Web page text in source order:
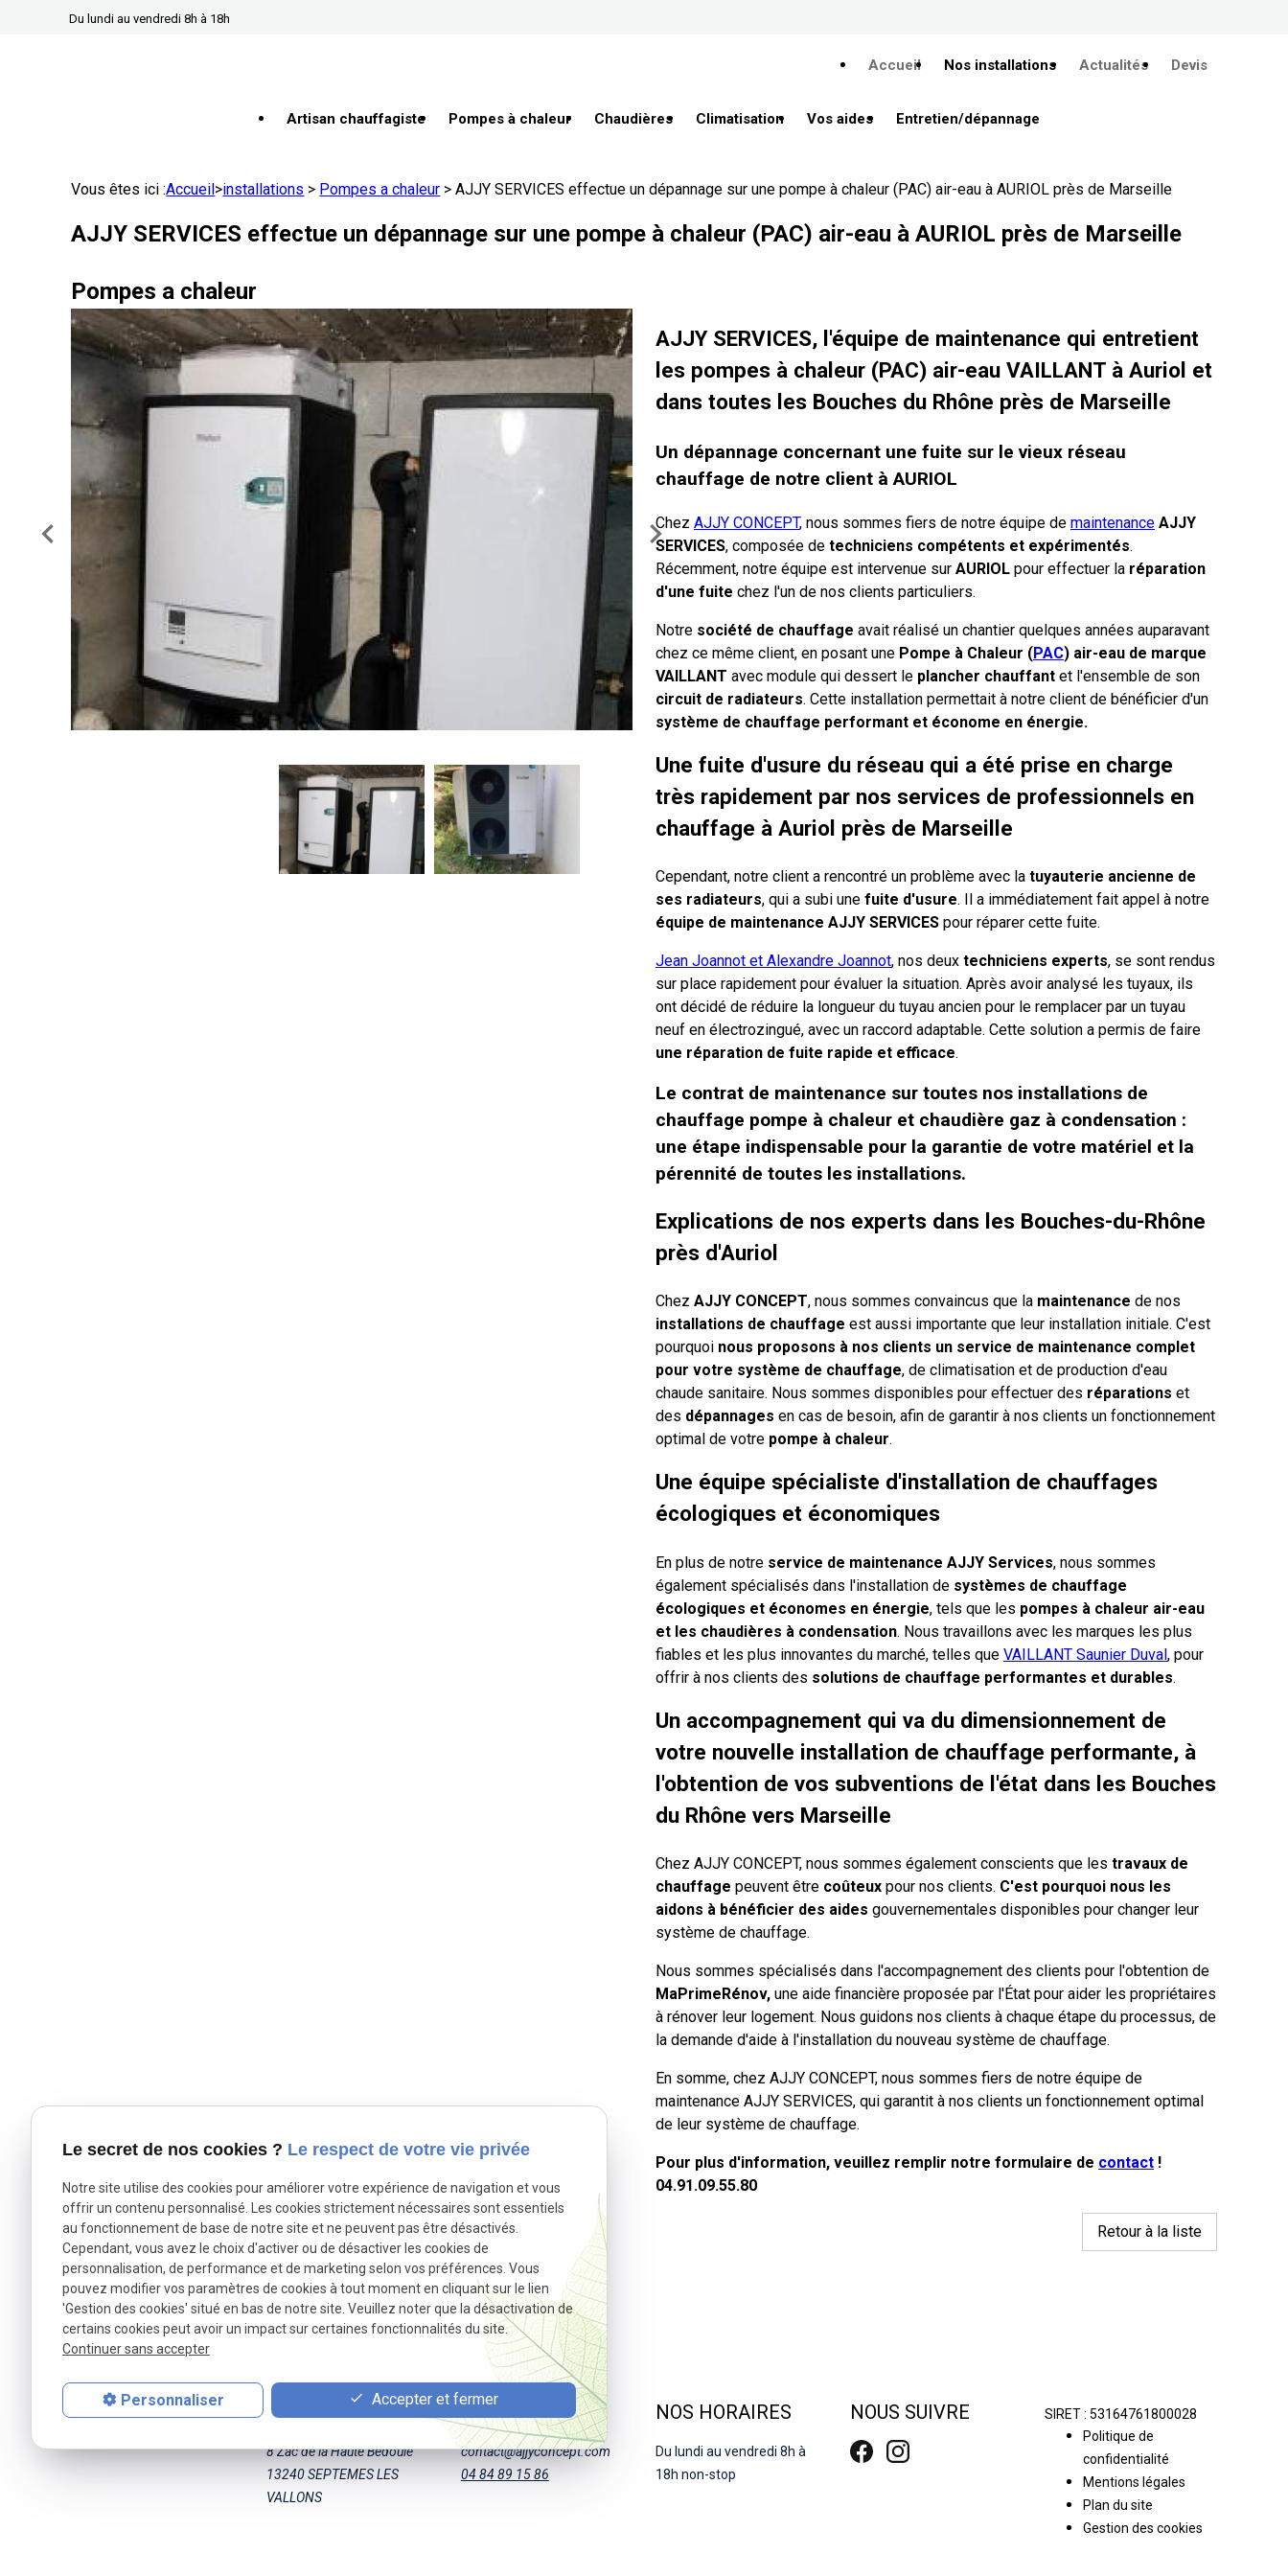
Du lundi au vendredi 8h à 18h
Accueil Nos installations Actualités Devis
Artisan chauffagiste Pompes à chaleur Chaudières Climatisation Vos aides Entretien/dépannage
Vous êtes ici :Accueil>installations > Pompes a chaleur >AJJY SERVICES effectue un dépannage sur une pompe à chaleur (PAC) air-eau à AURIOL près de Marseille
AJJY SERVICES effectue un dépannage sur une pompe à chaleur (PAC) air-eau à AURIOL près de Marseille
Pompes a chaleur
AJJY SERVICES, l'équipe de maintenance qui entretient
les pompes à chaleur (PAC) air-eau VAILLANT à Auriol et
dans toutes les Bouches du Rhône près de Marseille
Un dépannage concernant une fuite sur le vieux réseau
chauffage de notre client à AURIOL
Chez AJJY CONCEPT, nous sommes fiers de notre équipe de maintenance AJJY
SERVICES, composée de techniciens compétents et expérimentés.
Récemment, notre équipe est intervenue sur AURIOL pour effectuer la réparation
d'une fuite chez l'un de nos clients particuliers.
Notre société de chauffage avait réalisé un chantier quelques années auparavant
chez ce même client, en posant une Pompe à Chaleur (PAC) air-eau de marque
VAILLANT avec module qui dessert le plancher chauffant et l'ensemble de son
circuit de radiateurs. Cette installation permettait à notre client de bénéficier d'un
système de chauffage performant et économe en énergie.
Une fuite d'usure du réseau qui a été prise en charge
très rapidement par nos services de professionnels en
chauffage à Auriol près de Marseille
Cependant, notre client a rencontré un problème avec la tuyauterie ancienne de
ses radiateurs, qui a subi une fuite d'usure. Il a immédiatement fait appel à notre
équipe de maintenance AJJY SERVICES pour réparer cette fuite.
Jean Joannot et Alexandre Joannot, nos deux techniciens experts, se sont rendus
sur place rapidement pour évaluer la situation. Après avoir analysé les tuyaux, ils
ont décidé de réduire la longueur du tuyau ancien pour le remplacer par un tuyau
neuf en électrozingué, avec un raccord adaptable. Cette solution a permis de faire
une réparation de fuite rapide et efficace.
Le contrat de maintenance sur toutes nos installations de
chauffage pompe à chaleur et chaudière gaz à condensation :
une étape indispensable pour la garantie de votre matériel et la
pérennité de toutes les installations.
Explications de nos experts dans les Bouches-du-Rhône
près d'Auriol
Chez AJJY CONCEPT, nous sommes convaincus que la maintenance de nos
installations de chauffage est aussi importante que leur installation initiale. C'est
pourquoi nous proposons à nos clients un service de maintenance complet
pour votre système de chauffage, de climatisation et de production d'eau
chaude sanitaire. Nous sommes disponibles pour effectuer des réparations et
des dépannages en cas de besoin, afin de garantir à nos clients un fonctionnement
optimal de votre pompe à chaleur.
Une équipe spécialiste d'installation de chauffages
écologiques et économiques
En plus de notre service de maintenance AJJY Services, nous sommes
également spécialisés dans l'installation de systèmes de chauffage
écologiques et économes en énergie, tels que les pompes à chaleur air-eau
et les chaudières à condensation. Nous travaillons avec les marques les plus
fiables et les plus innovantes du marché, telles que VAILLANT Saunier Duval, pour
offrir à nos clients des solutions de chauffage performantes et durables.
Un accompagnement qui va du dimensionnement de
votre nouvelle installation de chauffage performante, à
l'obtention de vos subventions de l'état dans les Bouches
du Rhône vers Marseille
Chez AJJY CONCEPT, nous sommes également conscients que les travaux de
chauffage peuvent être coûteux pour nos clients. C'est pourquoi nous les
aidons à bénéficier des aides gouvernementales disponibles pour changer leur
système de chauffage.
Nous sommes spécialisés dans l'accompagnement des clients pour l'obtention de
MaPrimeRénov, une aide financière proposée par l'État pour aider les propriétaires
à rénover leur logement. Nous guidons nos clients à chaque étape du processus, de
la demande d'aide à l'installation du nouveau système de chauffage.
En somme, chez AJJY CONCEPT, nous sommes fiers de notre équipe de
maintenance AJJY SERVICES, qui garantit à nos clients un fonctionnement optimal
de leur système de chauffage.
Pour plus d'information, veuillez remplir notre formulaire de contact !
04.91.09.55.80
Retour à la liste
AJJY CONCEPT
8 Zac de la Haute Bedoule
13240 SEPTEMES LES
VALLONS
NOUS JOINDRE
contact@ajjyconcept.com
04 84 89 15 86
NOS HORAIRES
Du lundi au vendredi 8h à
18h non-stop
NOUS SUIVRE SIRET : 53164761800028
Politique de
confidentialité
Mentions légales
Plan du site
Gestion des cookies
Panneau de gestion des cookies
Le secret de nos cookies ? Le respect de votre vie privée
Notre site utilise des cookies pour améliorer votre expérience de navigation et vous
offrir un contenu personnalisé. Les cookies strictement nécessaires sont essentiels
au fonctionnement de base de notre site et ne peuvent pas être désactivés.
Cependant, vous avez le choix d'activer ou de désactiver les cookies de
personnalisation, de performance et de marketing selon vos préférences. Vous
pouvez modifier vos paramètres de cookies à tout moment en cliquant sur le lien
'Gestion des cookies' situé en bas de notre site. Veuillez noter que la désactivation de
certains cookies peut avoir un impact sur certaines fonctionnalités du site.
Continuer sans accepter
Personnaliser Accepter et fermer